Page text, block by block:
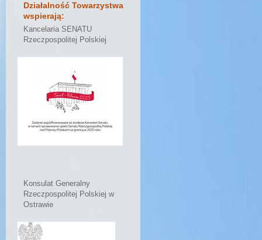
Działalność Towarzystwa
wspierają:
Kancelaria SENATU
Rzeczpospolitej Polskiej
Konsulat Generalny
Rzeczpospolitej Polskiej w
Ostrawie